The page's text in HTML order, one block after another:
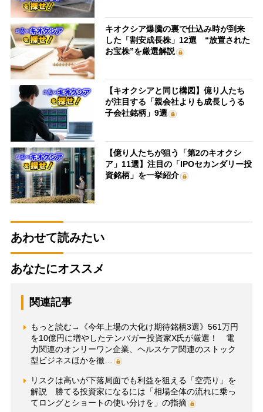
キオクシア爆騰の裏で仕込み時が到来
した「割安成長株」12選 “放置された
お宝株”を厳選解説
【キオクシアと同じ構図】億り人たち
が注目する「親会社よりも成長しうる
子会社銘柄」9選
【億り人たちが狙う「第2のキオクシ
ア」11選】注目の「IPOセカンダリー投
資銘柄」を一挙紹介
あわせて読みたい
あなたにオススメ
関連記事
もっと読む→《今年上場の大化け期待銘柄3選》561万円
を10億円に増やしたテンバガー投資家X氏が厳選！ 電
力関連のオンリーワン企業、ヘルスケア関連のストック
型ビジネスほかを徹…
リスクは高いが下落局面でも利益を狙える「空売り」を
解説 勝てる投資家になるには「相場全体の流れに乗っ
てロングとショートの使い分けを」の指摘